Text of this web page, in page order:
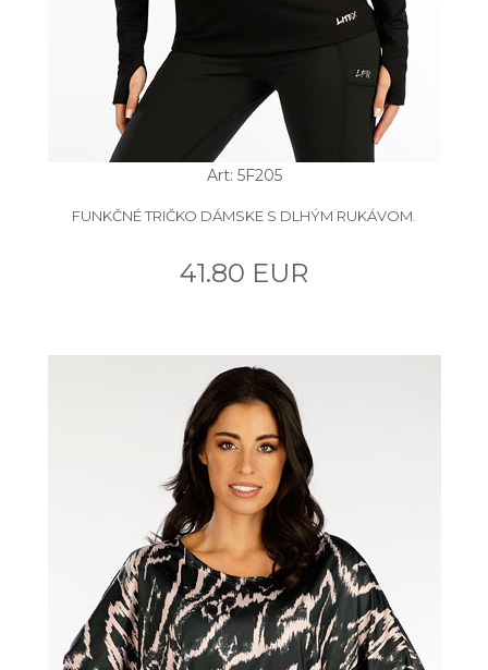
Art: 5F205
FUNKČNÉ TRIČKO DÁMSKE S DLHÝM RUKÁVOM.
41.80 EUR